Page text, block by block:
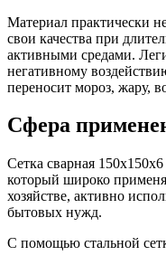
Материал практически
свои качества при
активными средами.
негативному
переносит мороз, жару,
Сфера
Сетка сварная
который широко
хозяйстве, активно
бытовых нужд.
С помощью стальной